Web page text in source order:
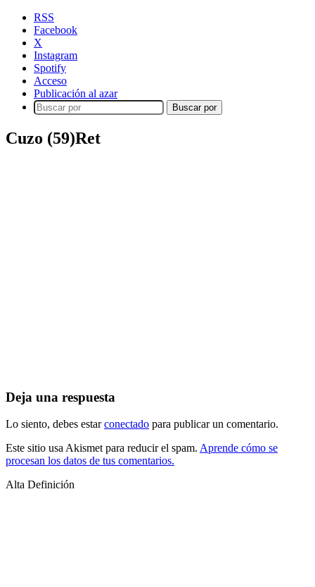
RSS
Facebook
X
Instagram
Spotify
Acceso
Publicación al azar
Buscar por
Cuzo (59)Ret
Deja una respuesta
Lo siento, debes estarconectado para publicar un comentario.
Este sitio usa Akismet para reducir el spam. Aprende cómo se
procesan los datos de tus comentarios.
Alta Definición